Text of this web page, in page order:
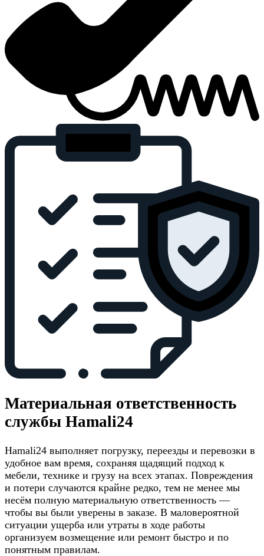
Материальная ответственность
службы Hamali24
Hamali24 выполняет погрузку, переезды и перевозки в
удобное вам время, сохраняя щадящий подход к
мебели, технике и грузу на всех этапах. Повреждения
и потери случаются крайне редко, тем не менее мы
несём полную материальную ответственность —
чтобы вы были уверены в заказе. В маловероятной
ситуации ущерба или утраты в ходе работы
организуем возмещение или ремонт быстро и по
понятным правилам.